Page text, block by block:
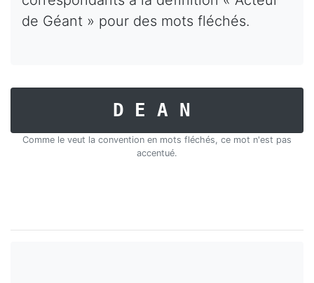
de Géant » pour des mots fléchés.
DEAN
Comme le veut la convention en mots fléchés, ce mot n'est pas
accentué.